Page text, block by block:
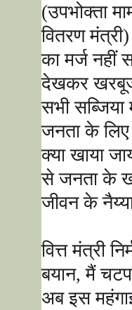
(उपभोक्ता
वितरण
का मर्ज नहीं
देखकर
सभी
जनता के
क्या खाया
से जनता के
जीवन के नैय्या
वित्त मंत्री
बयान,मैं
अब इस